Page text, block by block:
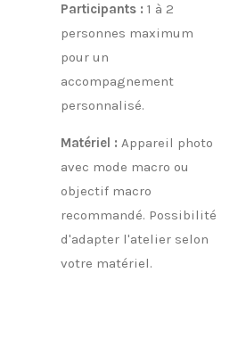
Participants : 1 à 2
personnes maximum
pour un
accompagnement
personnalisé.
Matériel : Appareil photo
avec mode macro ou
objectif macro
recommandé. Possibilité
d'adapter l'atelier selon
votre matériel.